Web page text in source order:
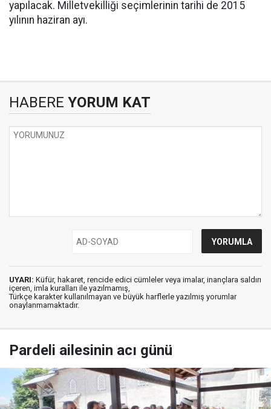
yapılacak. Milletvekilliği seçimlerinin tarihi de 2015
yılının haziran ayı.
HABERE YORUM KAT
UYARI: Küfür, hakaret, rencide edici cümleler veya imalar, inançlara saldırı
içeren, imla kuralları ile yazılmamış,
Türkçe karakter kullanılmayan ve büyük harflerle yazılmış yorumlar
onaylanmamaktadır.
Pardeli ailesinin acı günü